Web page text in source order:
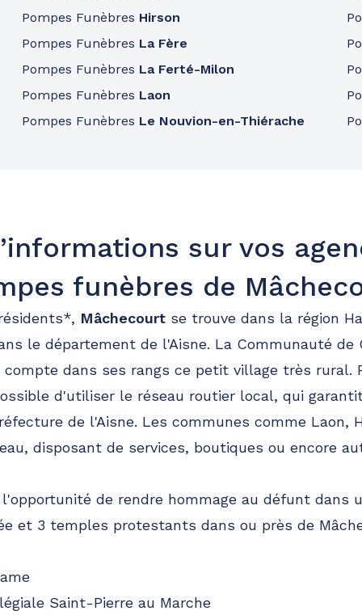
Pompes Funèbres Hirson
Pompes Funèbres La Fère
Pompes Funèbres La Ferté-Milon
Pompes Funèbres Laon
Pompes Funèbres Le Nouvion-en-Thiérache
sur vos
funèbres de
Mâchecourt se trouve dans la région
le département de l'Aisne. La Communauté de
compte dans ses rangs ce petit village très rural.
d'utiliser le réseau routier local, qui
de l'Aisne. Les communes comme Laon,
disposant de services, boutiques ou encore
de rendre hommage au défunt dans
et 3 temples protestants dans ou près de
Saint-Pierre au Marche